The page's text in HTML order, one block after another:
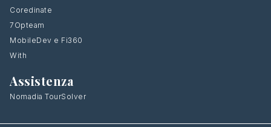
Coredinate
7Opteam
MobileDev e Fi360
With
Assistenza
Nomadia TourSolver